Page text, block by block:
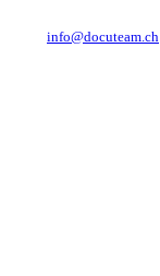
info@docuteam.ch